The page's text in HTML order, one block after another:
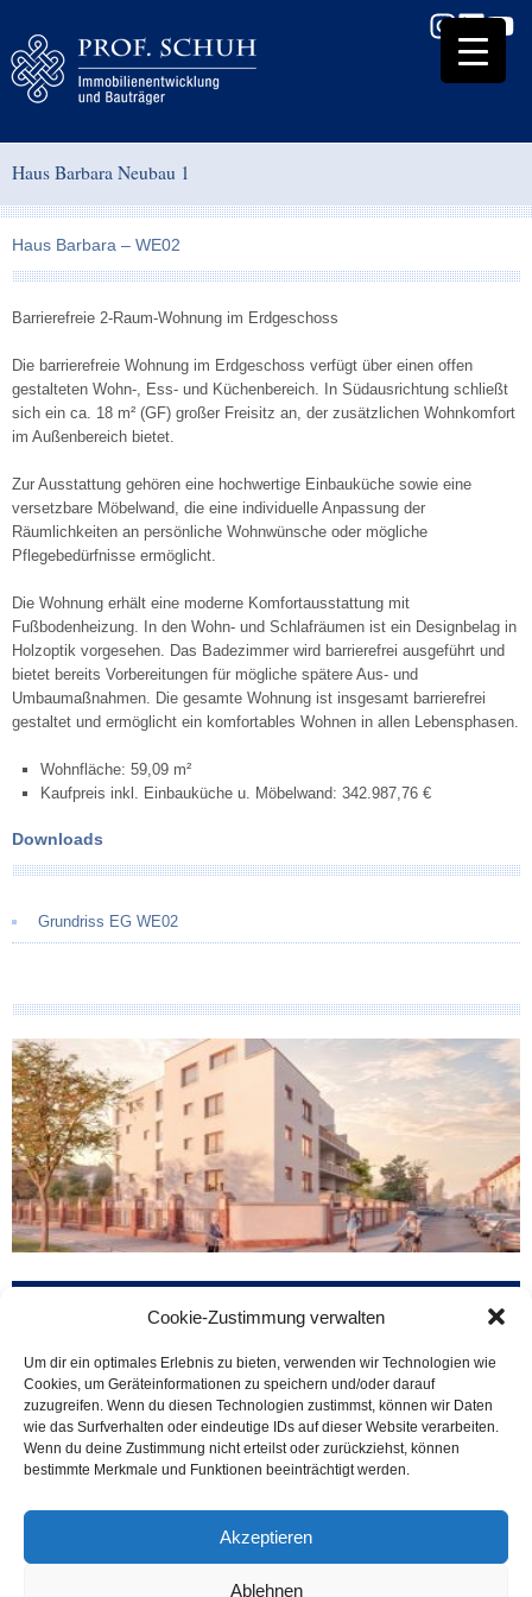
Cookie-Zustimmung verwalten
Um dir ein optimales Erlebnis zu bieten, verwenden wir Technologien wie
Cookies, um Geräteinformationen zu speichern und/oder darauf
zuzugreifen. Wenn du diesen Technologien zustimmst, können wir Daten
wie das Surfverhalten oder eindeutige IDs auf dieser Website verarbeiten.
Wenn du deine Zustimmung nicht erteilst oder zurückziehst, können
bestimmte Merkmale und Funktionen beeinträchtigt werden.
Akzeptieren
Ablehnen
Haus Barbara Neubau 1
Haus Barbara – WE02
Barrierefreie 2-Raum-Wohnung im Erdgeschoss
Die barrierefreie Wohnung im Erdgeschoss verfügt über einen offen
gestalteten Wohn-, Ess- und Küchenbereich. In Südausrichtung schließt
sich ein ca. 18 m² (GF) großer Freisitz an, der zusätzlichen Wohnkomfort
im Außenbereich bietet.
Zur Ausstattung gehören eine hochwertige Einbauküche sowie eine
versetzbare Möbelwand, die eine individuelle Anpassung der
Räumlichkeiten an persönliche Wohnwünsche oder mögliche
Pflegebedürfnisse ermöglicht.
Die Wohnung erhält eine moderne Komfortausstattung mit
Fußbodenheizung. In den Wohn- und Schlafräumen ist ein Designbelag in
Holzoptik vorgesehen. Das Badezimmer wird barrierefrei ausgeführt und
bietet bereits Vorbereitungen für mögliche spätere Aus- und
Umbaumaßnahmen. Die gesamte Wohnung ist insgesamt barrierefrei
gestaltet und ermöglicht ein komfortables Wohnen in allen Lebensphasen.
Wohnfläche: 59,09 m²
Kaufpreis inkl. Einbauküche u. Möbelwand: 342.987,76 €
Downloads
Grundriss EG WE02